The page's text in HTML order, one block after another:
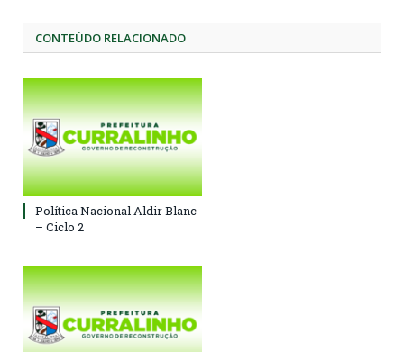
CONTEÚDO RELACIONADO
Política Nacional Aldir Blanc
– Ciclo 2